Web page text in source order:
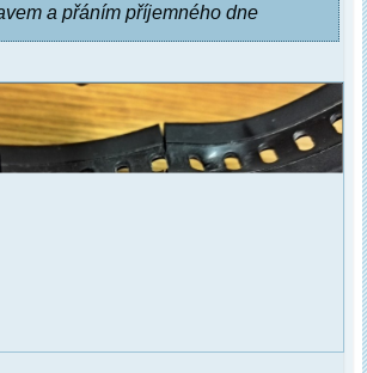
a přáním příjemného dne